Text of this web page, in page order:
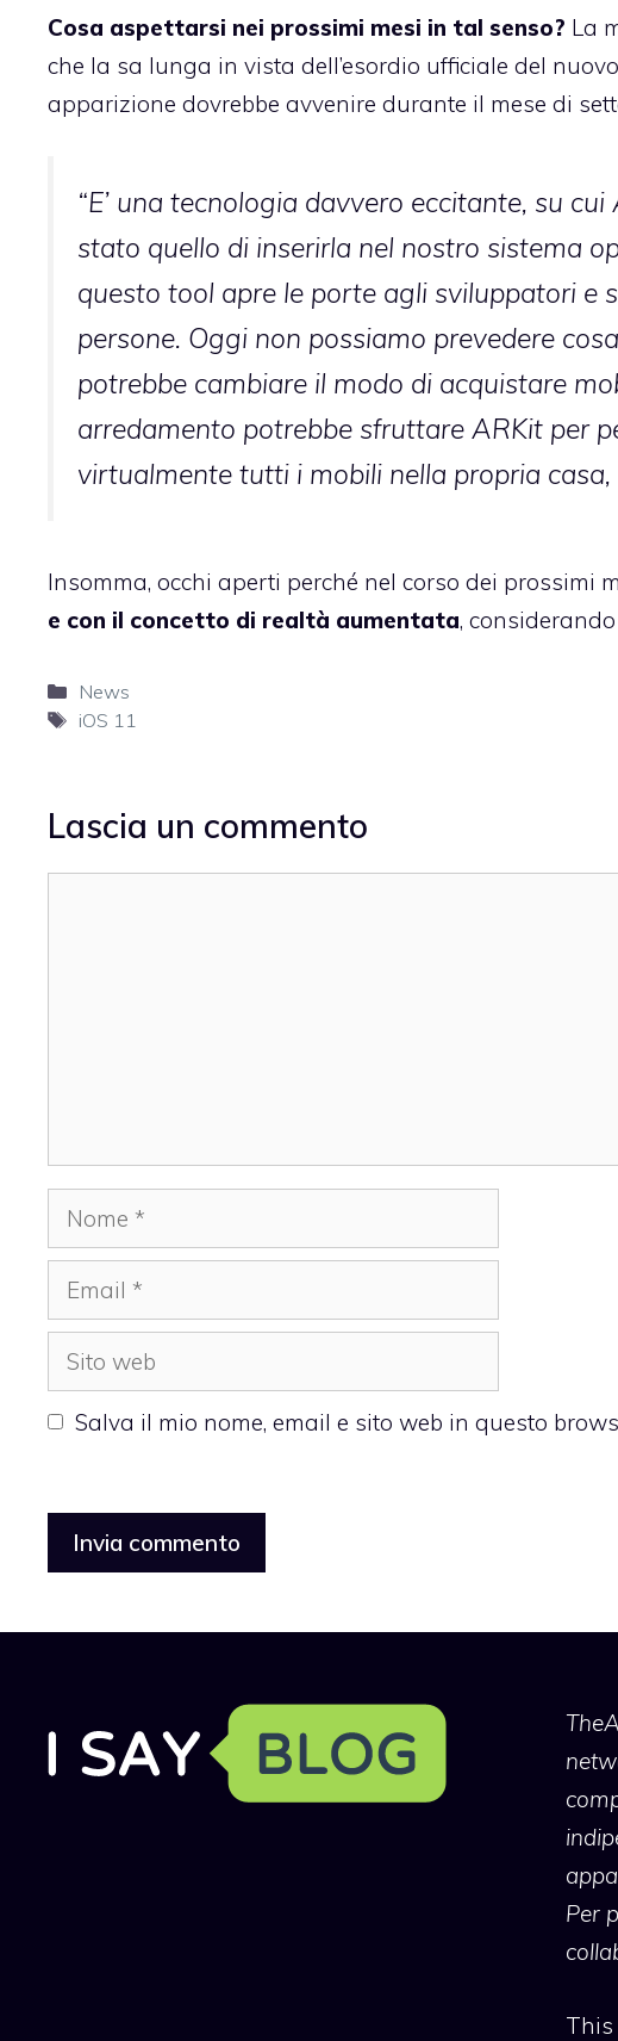
Cosa aspettarsi nei prossimi mesi in tal senso? La
che la sa lunga in vista dell’esordio ufficiale del
apparizione dovrebbe avvenire durante il mese di
“E’ una tecnologia davvero eccitante, su
stato quello di inserirla nel nostro sistema
questo tool apre le porte agli sviluppatori e
persone. Oggi non possiamo prevedere
potrebbe cambiare il modo di acquistare
arredamento potrebbe sfruttare ARKit per
virtualmente tutti i mobili nella propria
Insomma, occhi aperti perché nel corso dei prossimi
e con il concetto di realtà aumentata,
Categorie
News
Tag
iOS 11
Lascia un commento
Nome
Email
Sito
web
Salva il mio nome, email e sito web in questo
Per
This